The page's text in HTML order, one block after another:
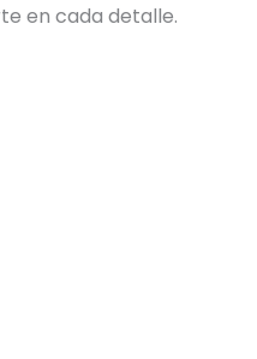
en cada detalle.